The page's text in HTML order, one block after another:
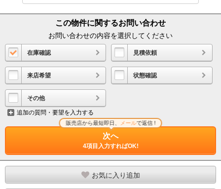
この物件に関するお問い合わせ
お問い合わせの内容を選択してください
在庫確認 見積依頼
来店希望 状態確認
その他
追加の質問・要望を入力する
次へ
4項目入力すればOK!
販売店から最短即日、 メール で返信 !
お気に入り追加